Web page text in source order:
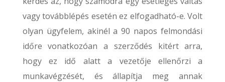
vagy továbblépés esetén ez elfogadható-e. Volt
olyan ügyfelem, akinél a 90 napos felmondási
időre vonatkozóan a szerződés kitért arra,
hogy ez idő alatt a vezetője ellenőrzi a
munkavégzését, és állapítja meg annak